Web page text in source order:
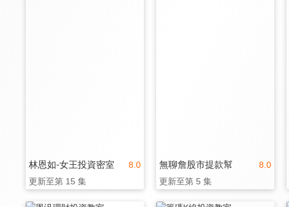
8.0
林恩如-女王投資密室
更新至第 15 集
8.0
無聊詹股市提款幫
更新至第 5 集